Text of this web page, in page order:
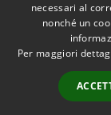
RSS
Accessibilità
necessari al
nonché un
Per maggiori